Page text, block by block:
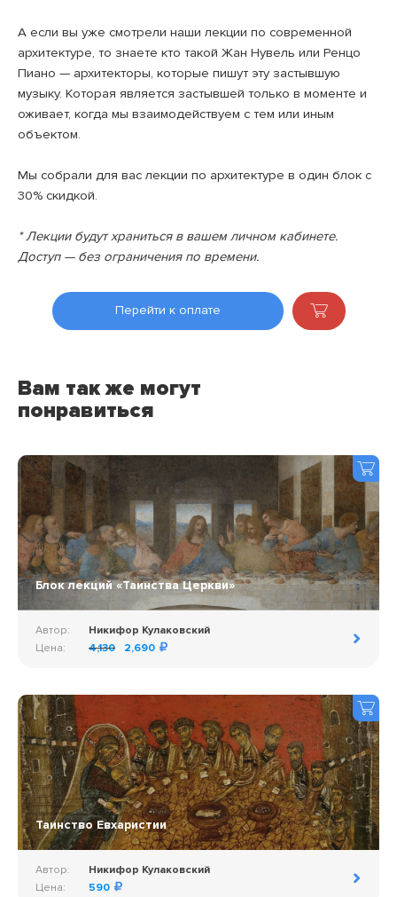
А если вы уже смотрели наши лекции по современной
архитектуре, то знаете кто такой Жан Нувель или Ренцо
Пиано — архитекторы, которые пишут эту застывшую
музыку. Которая является застывшей только в моменте и
оживает, когда мы взаимодействуем с тем или иным
объектом.
Мы собрали для вас лекции по архитектуре в один блок с
30% скидкой.
* Лекции будут храниться в вашем личном кабинете.
Доступ — без ограничения по времени.
Перейти к оплате
Вам так же могут
понравиться
Блок лекций «Таинства Церкви»
Автор:
Никифор Кулаковский
Цена:
4,130 2,690
Таинство Евхаристии
Автор:
Никифор Кулаковский
Цена:
590